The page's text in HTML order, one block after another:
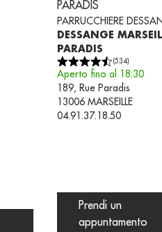
PARRUCCHIERE
DESSANGE
PARADIS
(534)
Aperto fino al 18:30
189, Rue Paradis
13006 MARSEILLE
04.91.37.18.50
Prendi un
appuntamento